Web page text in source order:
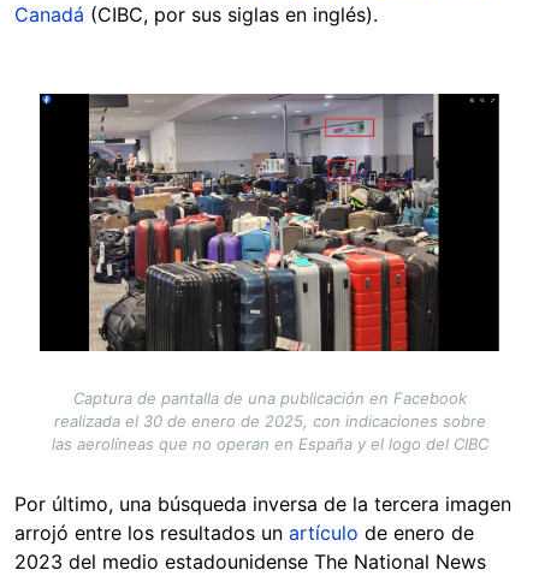
Canadá (CIBC, por sus siglas en inglés).
Image
Captura de pantalla de una publicación en Facebook
realizada el 30 de enero de 2025, con indicaciones sobre
las aerolíneas que no operan en España y el logo del CIBC
Por último, una búsqueda inversa de la tercera imagen
arrojó entre los resultados un artículo de enero de
2023 del medio estadounidense The National News